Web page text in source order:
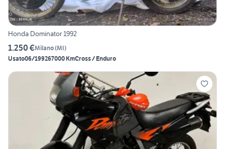
Honda Dominator 1992
1.250 €Milano(MI)
Usato06/199267000 KmCross / Enduro